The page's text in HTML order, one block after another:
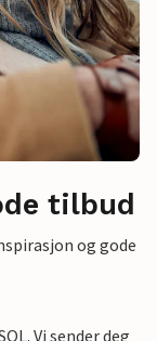
tilbud
og gode
Vi sender deg